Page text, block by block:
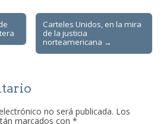
Carteles Unidos, en la mira
de la justicia
norteamericana →
no será publicada. Los
marcados con *